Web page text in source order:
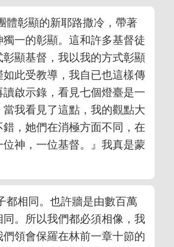
體彰顯的新耶路撒冷，帶著
一的彰顯。這和許多基督徒
顯基督，我以我的方式彰顯
此受教導，我自已也這樣傳
啟示錄，看見七個燈臺是一
我看見了這點，我的觀點大
，她們在消極方面不同，在
神，一位基督。』我真是蒙
都相同。也許牆是由數百萬
。所以我們都必須相像，我
領會保羅在林前一章十節的